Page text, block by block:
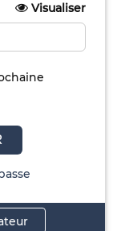
Visualiser